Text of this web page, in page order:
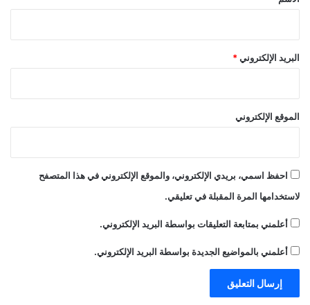
البريد الإلكتروني *
الموقع الإلكتروني
احفظ اسمي، بريدي الإلكتروني، والموقع الإلكتروني في هذا المتصفح
لاستخدامها المرة المقبلة في تعليقي.
أعلمني بمتابعة التعليقات بواسطة البريد الإلكتروني.
أعلمني بالمواضيع الجديدة بواسطة البريد الإلكتروني.